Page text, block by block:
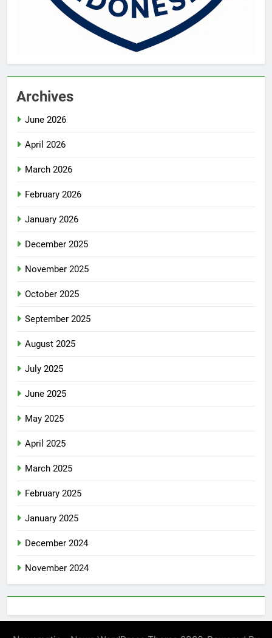
Archives
June 2026
April 2026
March 2026
February 2026
January 2026
December 2025
November 2025
October 2025
September 2025
August 2025
July 2025
June 2025
May 2025
April 2025
March 2025
February 2025
January 2025
December 2024
November 2024